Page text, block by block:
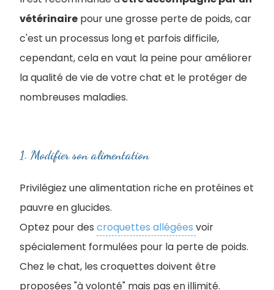
vétérinaire pour une grosse perte de poids, car
c'est un processus long et parfois difficile,
cependant, cela en vaut la peine pour améliorer
la qualité de vie de votre chat et le protéger de
nombreuses maladies.
1. Modifier son alimentation
Privilégiez une alimentation riche en protéines et
pauvre en glucides.
Optez pour des croquettes allégées voir
spécialement formulées pour la perte de poids.
Chez le chat, les croquettes doivent être
proposées "à volonté" mais pas en illimité.